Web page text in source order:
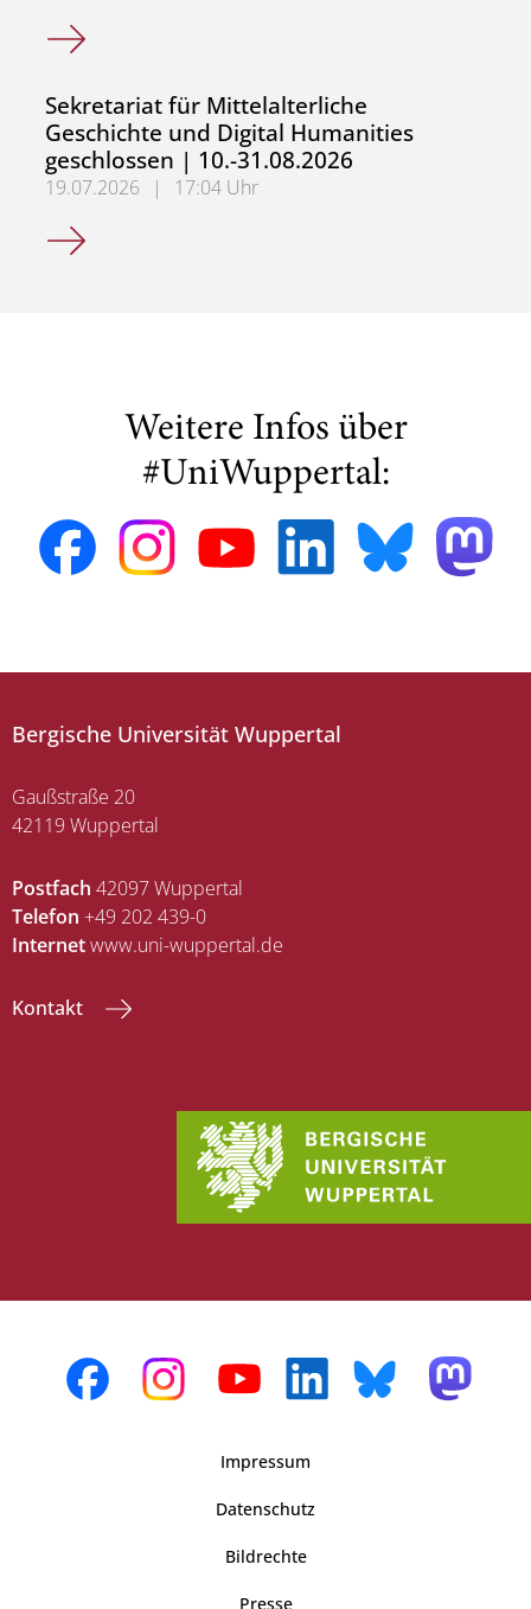
Sekretariat für Alte Geschichte und Neuere und
Sekretariat für Mittelalterliche
Geschichte und Digital Humanities
geschlossen | 10.-31.08.2026
19.07.2026 |
17:04 Uhr
Sekretariat für Mittelalterliche Geschichte und Digital
Weitere Infos über
#UniWuppertal:
Bergische Universität Wuppertal
Gaußstraße 20
42119 Wuppertal
Postfach 42097 Wuppertal
Telefon +49 202 439-0
Internetwww.uni-wuppertal.de
Kontakt
Impressum
Datenschutz
Bildrechte
Presse